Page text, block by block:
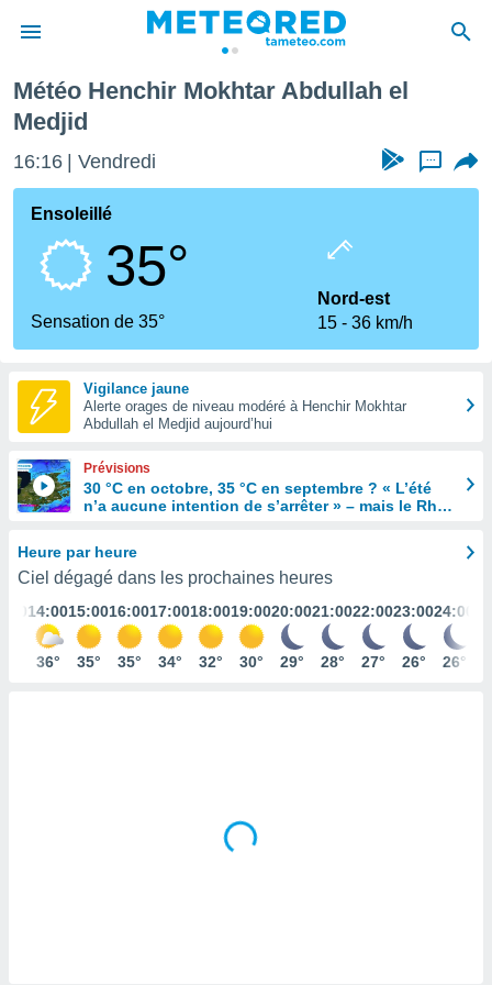
de
a
par
en
les
et
des
ACCEPTER
Météo Henchir Mokhtar Abdullah el
Medjid
16:16 Vendredi ...
Ensoleillé
35°
Sensation de 35°
Nord-est
15
36 km/h
Vigilance jaune
Alerte orages de niveau modéré à Henchir Mokhtar
Abdullah el Medjid aujourd’hui
Prévisions
30 °C en octobre, 35 °C en septembre ? « L’été
n’a aucune intention de s’arrêter » – mais le Rhin
Heure par heure
Ciel dégagé dans les prochaines heures
14:00
36°
15:00
35°
16:00
35°
17:00
34°
18:00
32°
19:00
30°
20:00
29°
21:00
28°
22:00
27°
23:00
26°
24:00
26°